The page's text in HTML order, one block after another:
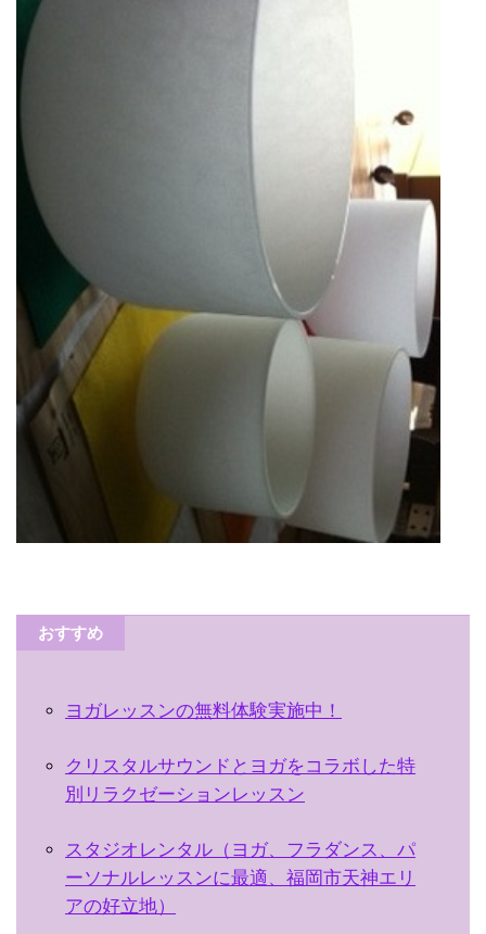
おすすめ
ヨガレッスンの無料体験実施中！
クリスタルサウンドとヨガをコラボした特
別リラクゼーションレッスン
スタジオレンタル（ヨガ、フラダンス、パ
ーソナルレッスンに最適、福岡市天神エリ
アの好立地）